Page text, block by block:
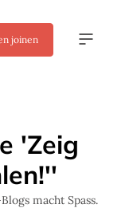
joinen
'Zeig
macht Spass.